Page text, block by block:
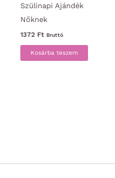
Szülinapi Ajándék
Nőknek
1372 Ft Bruttó
Kosárba teszem